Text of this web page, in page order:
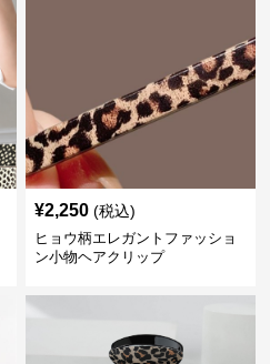
¥2,250 (税込)
ヒョウ柄エレガントファッショ
ン小物ヘアクリップ